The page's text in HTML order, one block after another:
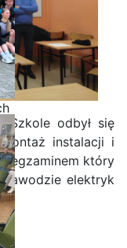
odbył się
instalacji i
egzaminem który
elektryk